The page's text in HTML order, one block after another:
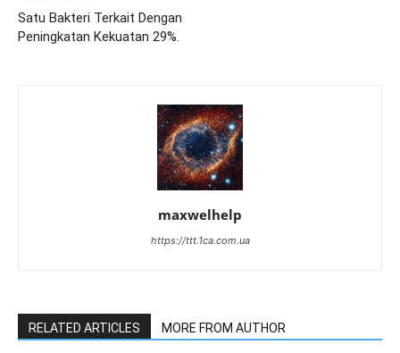
Satu Bakteri Terkait Dengan
Peningkatan Kekuatan 29%.
maxwelhelp
https://ttt.1ca.com.ua
RELATED ARTICLES MORE FROM AUTHOR